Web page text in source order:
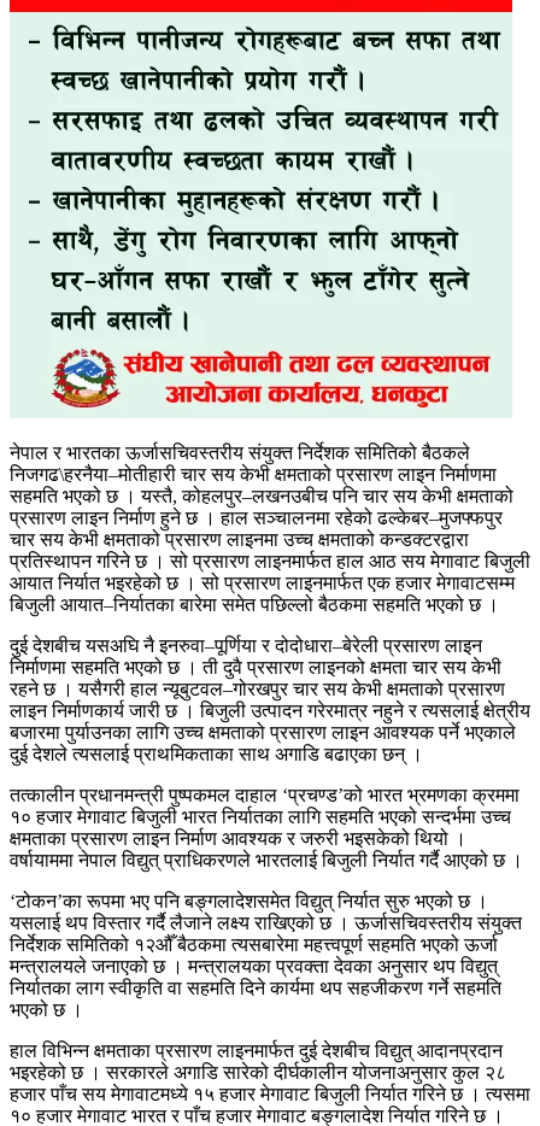
नेपाल र भारतका ऊर्जासचिवस्तरीय संयुक्त निर्देशक समितिको बैठकले
निजगढ\हरनैया–मोतीहारी चार सय केभी क्षमताको प्रसारण लाइन निर्माणमा
सहमति भएको छ । यस्तै, कोहलपुर–लखनउबीच पनि चार सय केभी क्षमताको
प्रसारण लाइन निर्माण हुने छ । हाल सञ्चालनमा रहेको ढल्केबर–मुजफ्फपुर
चार सय केभी क्षमताको प्रसारण लाइनमा उच्च क्षमताको कन्डक्टरद्वारा
प्रतिस्थापन गरिने छ । सो प्रसारण लाइनमार्फत हाल आठ सय मेगावाट बिजुली
आयात निर्यात भइरहेको छ । सो प्रसारण लाइनमार्फत एक हजार मेगावाटसम्म
बिजुली आयात–निर्यातका बारेमा समेत पछिल्लो बैठकमा सहमति भएको छ ।
दुई देशबीच यसअघि नै इनरुवा–पूर्णिया र दोदोधारा–बेरेली प्रसारण लाइन
निर्माणमा सहमति भएको छ । ती दुवै प्रसारण लाइनको क्षमता चार सय केभी
रहने छ । यसैगरी हाल न्यूबुटवल–गोरखपुर चार सय केभी क्षमताको प्रसारण
लाइन निर्माणकार्य जारी छ । बिजुली उत्पादन गरेरमात्र नहुने र त्यसलाई क्षेत्रीय
बजारमा पुर्याउनका लागि उच्च क्षमताको प्रसारण लाइन आवश्यक पर्ने भएकाले
दुई देशले त्यसलाई प्राथमिकताका साथ अगाडि बढाएका छन् ।
तत्कालीन प्रधानमन्त्री पुष्पकमल दाहाल ‘प्रचण्ड’को भारत भ्रमणका क्रममा
१० हजार मेगावाट बिजुली भारत निर्यातका लागि सहमति भएको सन्दर्भमा उच्च
क्षमताका प्रसारण लाइन निर्माण आवश्यक र जरुरी भइसकेको थियो ।
वर्षायाममा नेपाल विद्युत् प्राधिकरणले भारतलाई बिजुली निर्यात गर्दै आएको छ ।
‘टोकन’का रूपमा भए पनि बङ्गलादेशसमेत विद्युत् निर्यात सुरु भएको छ ।
यसलाई थप विस्तार गर्दै लैजाने लक्ष्य राखिएको छ । ऊर्जासचिवस्तरीय संयुक्त
निर्देशक समितिको १२औँ बैठकमा त्यसबारेमा महत्त्वपूर्ण सहमति भएको ऊर्जा
मन्त्रालयले जनाएको छ । मन्त्रालयका प्रवक्ता देवका अनुसार थप विद्युत्
निर्यातका लाग स्वीकृति वा सहमति दिने कार्यमा थप सहजीकरण गर्ने सहमति
भएको छ ।
हाल विभिन्न क्षमताका प्रसारण लाइनमार्फत दुई देशबीच विद्युत् आदानप्रदान
भइरहेको छ । सरकारले अगाडि सारेको दीर्घकालीन योजनाअनुसार कुल २८
हजार पाँच सय मेगावाटमध्ये १५ हजार मेगावाट बिजुली निर्यात गरिने छ । त्यसमा
१० हजार मेगावाट भारत र पाँच हजार मेगावाट बङ्गलादेश निर्यात गरिने छ ।